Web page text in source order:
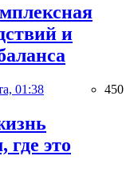
и
01:38 450
где это